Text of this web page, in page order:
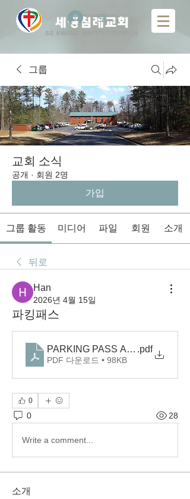
​ 세광침례교회
SE KWANG BAPTIST CHURCH
로그인
그룹
교회 소식
공개 · 회원 2명
가입
그룹 활동 미디어 파일 회원 소개
뒤로
Han
2026년 4월 15일
파킹패스
PARKING PASS APPLICATION
.pdf
PDF 다운로드 • 98KB
0
0 28
Write a comment...
소개